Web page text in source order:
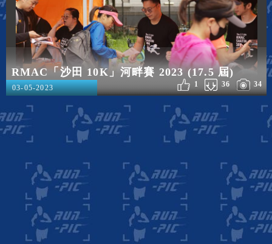
RMAC「沙田 10K」河畔賽 2023 (17.5 屆)
34
36
1
03-05-2023